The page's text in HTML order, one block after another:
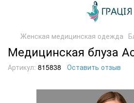
Женская медицинская одежда
Медицинская блуза
Артикул: 815838 Оставить отзыв